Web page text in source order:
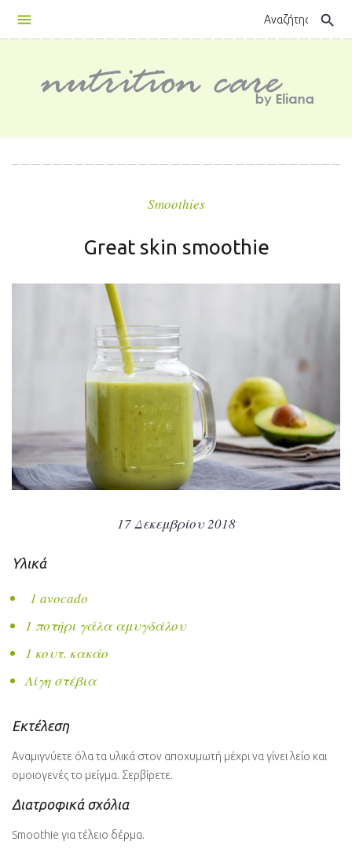
search
Smoothies
Great skin smoothie
17 Δεκεμβρίου 2018
Υλικά
1 avocado
1 ποτήρι γάλα αμυγδάλου
1 κουτ. κακάο
Λίγη στέβια
Εκτέλεση
Αναμιγνύετε όλα τα υλικά στον αποχυμωτή μέχρι να γίνει λείο και
ομοιογενές το μείγμα. Σερβίρετε.
Διατροφικά σχόλια
Smoothie για τέλειο δέρμα.